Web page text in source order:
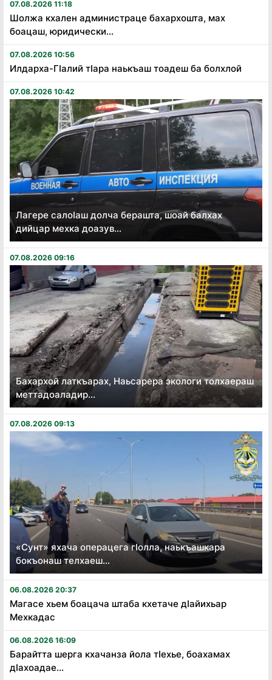
07.08.2026 11:18
Шолжа кхален администраце бахархошта, мах
боацаш, юридически...
07.08.2026 10:56
Илдарха-Гӏалий тӏара наькъаш тоадеш ба болхлой
07.08.2026 10:42
Лагере салоӏаш долча берашта, шоай балхах
дийцар мехка доазув...
07.08.2026 09:16
Бахархой латкъарах, Наьсарера экологи толхаераш
меттадоаладир...
07.08.2026 09:13
«Сунт» яхача операцега гӏолла, наькъашкара
бокъонаш телхаеш...
06.08.2026 20:37
Магасе хьем боацача штаба кхетаче дӏайихьар
Мехкадас
06.08.2026 16:09
Барайтта шерга кхачанза йола тӏехье, боахамах
дӏахоадае...